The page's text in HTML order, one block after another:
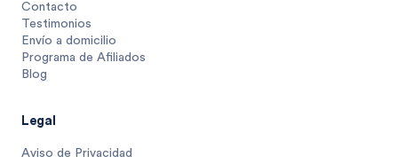
Contacto
Testimonios
Envío a domicilio
Programa de Afiliados
Blog
Legal
Aviso de Privacidad